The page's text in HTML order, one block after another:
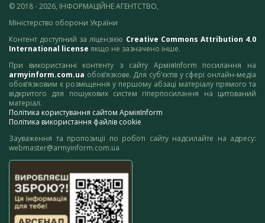
© 2018 - 2026, ІНФОРМАЦІЙНЕ АГЕНТСТВО,
Міністерство оборони України
Контент доступний за ліцензією Creative Commons Attribution 4.0
International license якщо не зазначено інше.
При використанні контенту з сайту АрміяInform посилання на
armyinform.com.ua обов’язкове. Для суб’єктів у сфері онлайн-медіа
обов’язковим є розміщення у першому абзаці матеріалу прямого та
відкритого для пошукових систем гіперпосилання на цитований
матеріал.
Політика користування сайтом АрміяInform
Політика використання файлів cookie
Зауваження та пропозиції по роботі сайту надсилайте на адресу:
webmaster@armyinform.com.ua